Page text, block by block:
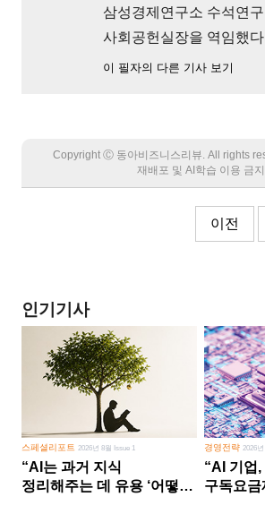
삼성경제연구소 수석연
사회공헌실장을 역임했
이 필자의 다른 기사 보기
Copyright Ⓒ 동아비즈니스리뷰. All rights
재배포 및 AI학습 이용 금지
이전
인기기사
스페셜리포트 2026년 8월 Issue 1
“AI는 과거 지식
정리해주는 데 유용 ‘어떻게
경영전략 2026
“AI 기업
구독요금